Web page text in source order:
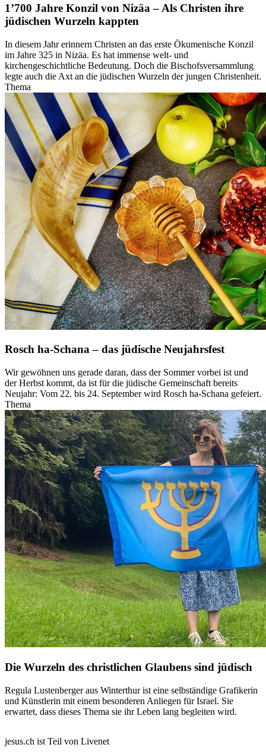
1’700 Jahre Konzil von Nizäa – Als Christen ihre
jüdischen Wurzeln kappten
In diesem Jahr erinnern Christen an das erste Ökumenische Konzil
im Jahre 325 in Nizäa. Es hat immense welt- und
kirchengeschichtliche Bedeutung. Doch die Bischofsversammlung
legte auch die Axt an die jüdischen Wurzeln der jungen Christenheit.
Thema
Rosch ha-Schana – das jüdische Neujahrsfest
Wir gewöhnen uns gerade daran, dass der Sommer vorbei ist und
der Herbst kommt, da ist für die jüdische Gemeinschaft bereits
Neujahr: Vom 22. bis 24. September wird Rosch ha-Schana gefeiert.
Thema
Die Wurzeln des christlichen Glaubens sind jüdisch
Regula Lustenberger aus Winterthur ist eine selbständige Grafikerin
und Künstlerin mit einem besonderen Anliegen für Israel. Sie
erwartet, dass dieses Thema sie ihr Leben lang begleiten wird.
jesus.ch ist Teil von Livenet